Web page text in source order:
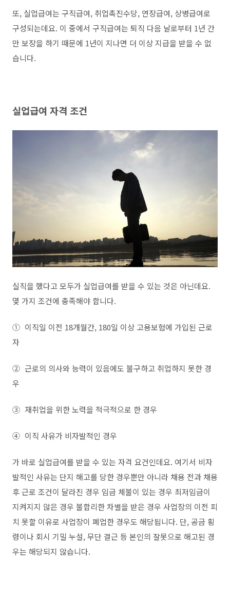
또, 실업급여는 구직급여, 취업촉진수당, 연장급여, 상병급여로
구성되는데요. 이 중에서 구직급여는 퇴직 다음 날로부터 1년 간
만 보장을 하기 때문에 1년이 지나면 더 이상 지급을 받을 수 없
습니다.
실업급여 자격 조건
실직을 했다고 모두가 실업급여를 받을 수 있는 것은 아닌데요.
몇 가지 조건에 충족해야 합니다.
① 이직일 이전 18개월간, 180일 이상 고용보험에 가입된 근로
자
② 근로의 의사와 능력이 있음에도 불구하고 취업하지 못한 경
우
③ 재취업을 위한 노력을 적극적으로 한 경우
④ 이직 사유가 비자발적인 경우
가 바로 실업급여를 받을 수 있는 자격 요건인데요. 여기서 비자
발적인 사유는 단지 해고를 당한 경우뿐만 아니라 채용 전과 채용
후 근로 조건이 달라진 경우 임금 체불이 있는 경우 최저임금이
지켜지지 않은 경우 불합리한 차별을 받은 경우 사업장의 이전 피
치 못할 이유로 사업장이 폐업한 경우도 해당됩니다. 단, 공금 횡
령이나 회시 기밀 누설, 무단 결근 등 본인의 잘못으로 해고된 경
우는 해당되지 않습니다.